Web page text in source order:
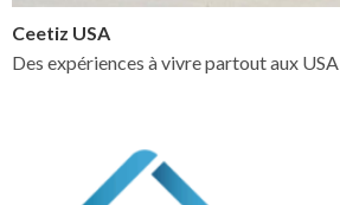
Ceetiz USA
Des expériences à vivre partout aux USA